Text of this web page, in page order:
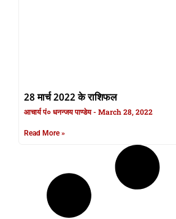
28 मार्च 2022 के राशिफल
आचार्य पं० धनन्जय पाण्डेय March 28, 2022
Read More »